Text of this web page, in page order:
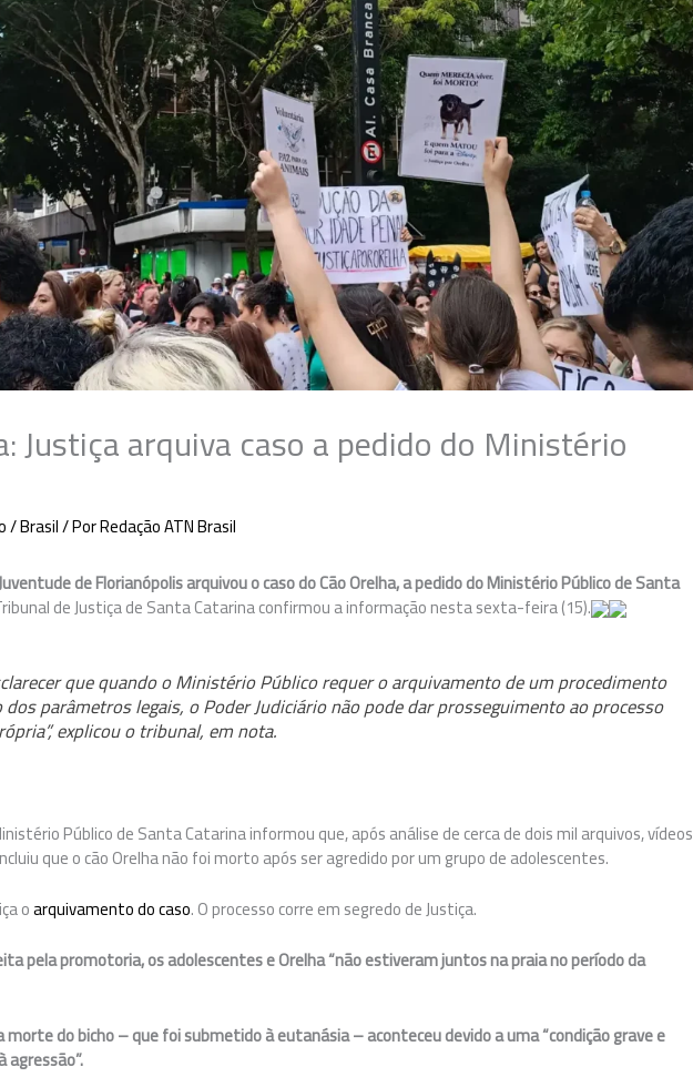
Justiça arquiva caso a pedido do Ministério
/Brasil/ PorRedação ATN Brasil
de Florianópolis arquivou o caso do Cão Orelha, a pedido do Ministério Público de Santa
de Justiça de Santa Catarina confirmou a informação nesta sexta-feira (15).
que quando o Ministério Público requer o arquivamento de um procedimento
parâmetros legais, o Poder Judiciário não pode dar prosseguimento ao processo
explicou o tribunal, em nota.
Público de Santa Catarina informou que, após análise de cerca de dois mil arquivos, vídeos
que o cão Orelha não foi morto após ser agredido por um grupo de adolescentes.
oarquivamento do caso. O processo corre em segredo de Justiça.
pela promotoria, os adolescentes e Orelha “não estiveram juntos na praia no período da
morte do bicho – que foi submetido à eutanásia – aconteceu devido a uma “condição grave e